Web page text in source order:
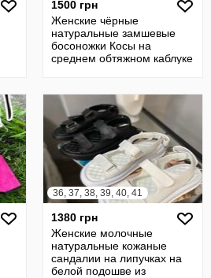
1500 грн
Женские чёрные
натуральные замшевые
босоножки Косы на
среднем обтяжном каблуке
36, 37, 38, 39, 40, 41
1380 грн
Женские молочные
натуральные кожаные
сандалии на липучках на
белой подошве из